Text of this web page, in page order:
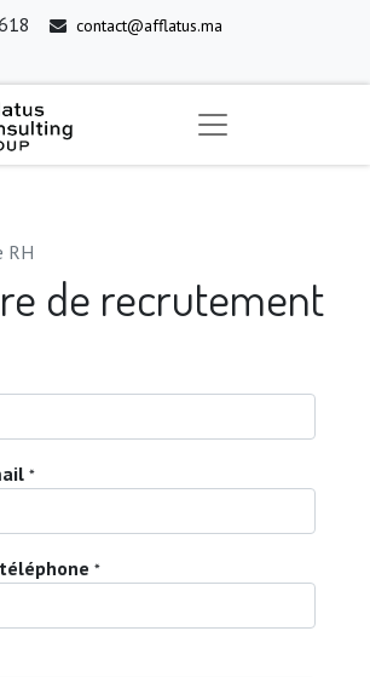
contact@afflatus.ma
RH
de recrutement
*
*